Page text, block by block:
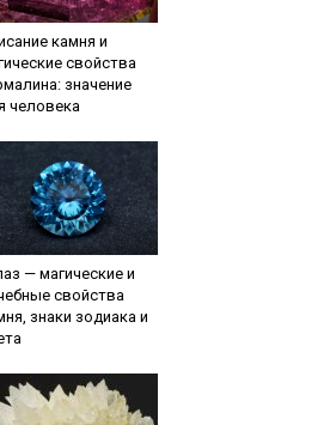
камня и
свойства
значение
человека
— магические и
свойства
знаки зодиака и